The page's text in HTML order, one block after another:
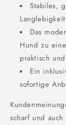
Stabiles,
Das
Hund zu
praktisch
Ein
sofortige
scharf und